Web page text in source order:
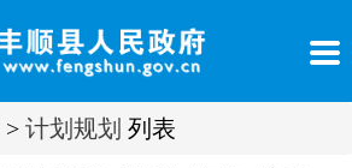
> 计划规划 列表